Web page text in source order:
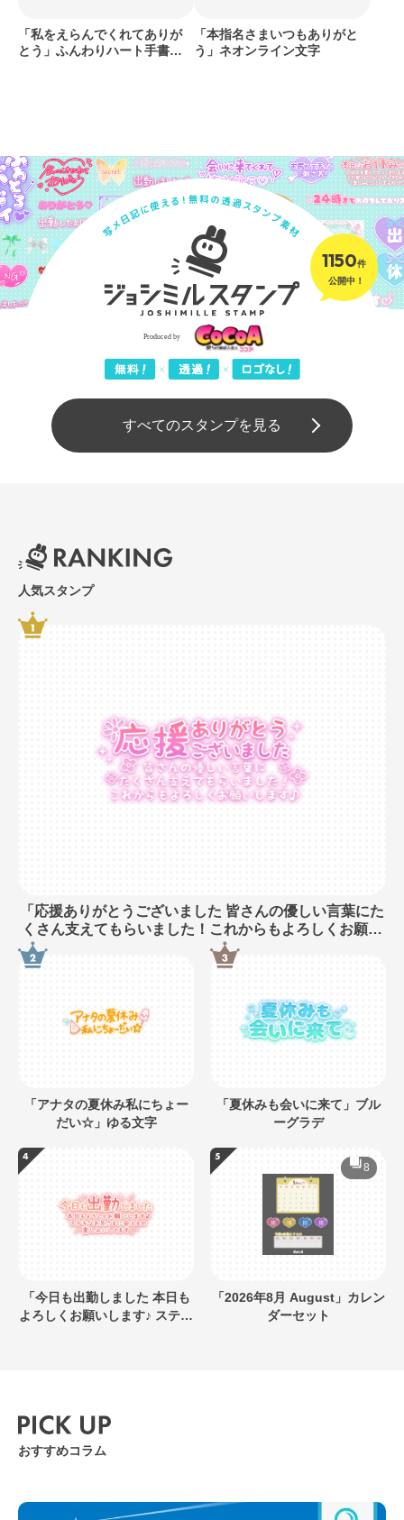
「私をえらんでくれてありが
とう」ふんわりハート手書き
「本指名さまいつもありがと
う」ネオンライン文字
1150件
公開中！
すべてのスタンプを見る
人気スタンプ
「応援ありがとうございました 皆さんの優しい言葉にた
くさん支えてもらいました！これからもよろしくお願い
します♪」長文・手書き風
「アナタの夏休み私にちょー
だい☆」ゆる文字
「夏休みも会いに来て」ブル
ーグラデ
「今日も出勤しました 本日も
よろしくお願いします♪ ステキ
8
「2026年8月 August」カレン
ダーセット
おすすめコラム